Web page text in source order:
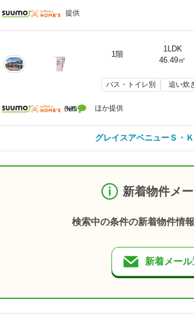
提供
1階
1LDK
46.49㎡
バス・トイレ別 追い炊
ほか提供
グレイスアベニューＳ・
新着物件メ
検索中の条件の新着物件情
新着メー